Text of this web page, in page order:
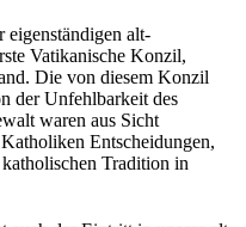
eigenständigen alt-
Vatikanische Konzil,
Die von diesem Konzil
der Unfehlbarkeit des
waren aus Sicht
Entscheidungen,
Tradition in